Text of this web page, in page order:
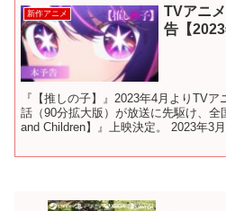
新作アニメ
TVアニ
告【
『【推しの子】』2023年4月よりTV
話（90分拡大版）が放送に先駆け、
and Children】』上映決定。 2023年3